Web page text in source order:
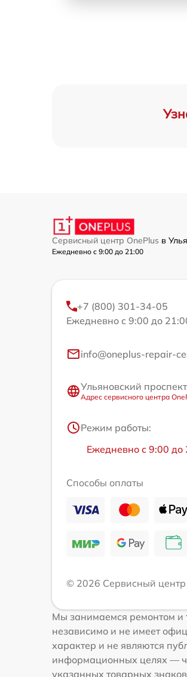
Сервисный центр OnePlus в
Ежедневно с 9:00 до 21:00
+7 (800) 301-34-05
Ежедневно с 9:00 до
info@oneplus-repair-
Ульяновский
Адрес сервисного центра
Режим работы:
Ежедневно с 9:00 до
Способы оплаты
© 2026 Сервисный центр
Мы занимаемся ремонтом и
независимо и не имеет
характер и не являются
информационных целях —
указанных товарных